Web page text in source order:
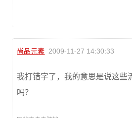
尚品元素 2009-11-27 14:30:33
我打错字了，我的意思是说这些
吗？